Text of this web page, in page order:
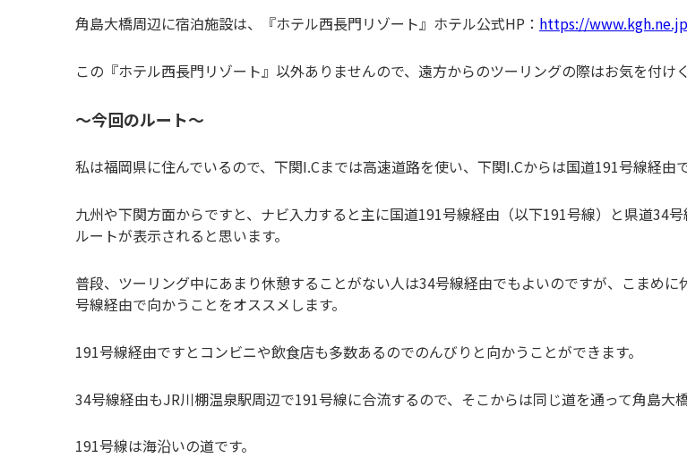
角島大橋周辺に宿泊施設は、『ホテル西長門リゾート』ホテル公式HP： https://
この『ホテル西長門リゾート』以外ありませんので、遠方からのツーリングの際はお気を付け
～今回のルート～
私は福岡県に住んでいるので、下関I.Cまでは高速道路を使い、下関I.Cからは国道191号線経由
九州や下関方面からですと、ナビ入力すると主に国道191号線経由（以下191号線）と県道34
ルートが表示されると思います。
普段、ツーリング中にあまり休憩することがない人は34号線経由でもよいのですが、こまめに
号線経由で向かうことをオススメします。
191号線経由ですとコンビニや飲食店も多数あるのでのんびりと向かうことができます。
34号線経由もJR川棚温泉駅周辺で191号線に合流するので、そこからは同じ道を通って角島大橋
191号線は海沿いの道です。